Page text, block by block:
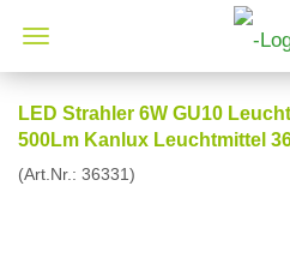
LED Strahler 6W GU10
500Lm Kanlux Leuchtmittel
(Art.Nr.: 36331)